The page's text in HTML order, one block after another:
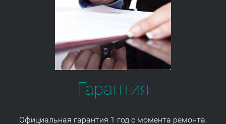
Гарантия
Официальная гарантия 1 год с момента ремонта.